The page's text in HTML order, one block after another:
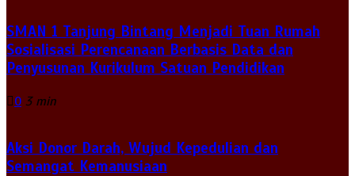
SMAN 1 Tanjung Bintang Menjadi Tuan Rumah
Sosialisasi Perencanaan Berbasis Data dan
Penyusunan Kurikulum Satuan Pendidikan
0 3 min
Aksi Donor Darah, Wujud Kepedulian dan
Semangat Kemanusiaan